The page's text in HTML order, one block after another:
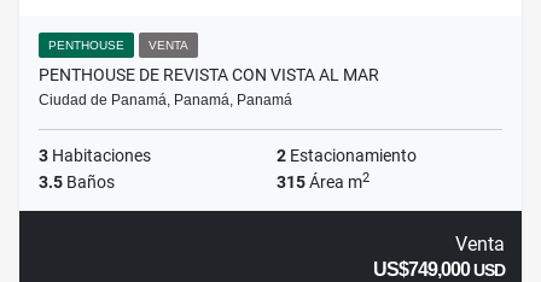
PENTHOUSE VENTA
PENTHOUSE DE REVISTA CON VISTA AL MAR
Ciudad de Panamá, Panamá, Panamá
3 Habitaciones 2 Estacionamiento
3.5 Baños 315Área m2
Venta
US$749,000USD